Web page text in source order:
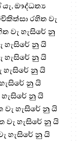
යැ, ඖද්ධත්‍ය
රහිත වැ
වැ හැසිරේ නු
හැසිරේ නු යි
හැසිරේ නු යි
හැසිරේ නු යි
නු යි
හැසිරේ නු යි
වැ හැසිරේ නු යි
වැ හැසිරේ නු යි
හැසිරේ නු යි